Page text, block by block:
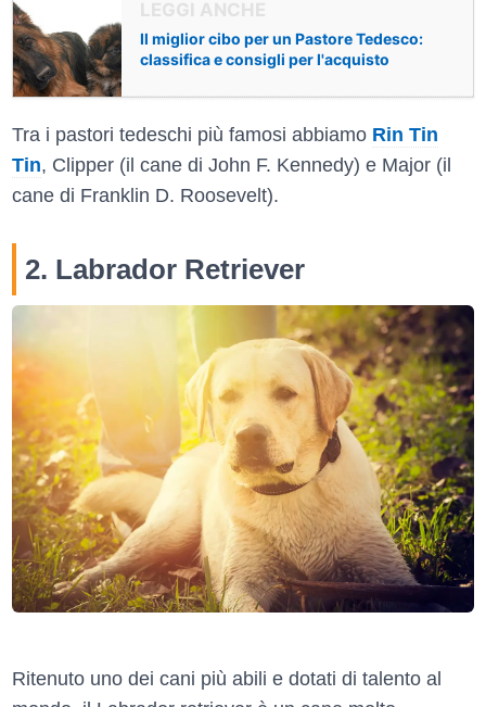
Il miglior cibo per un Pastore Tedesco:
classifica e consigli per l'acquisto
Tra i pastori tedeschi più famosi abbiamo Rin Tin
Tin, Clipper (il cane di John F. Kennedy) e Major (il
cane di Franklin D. Roosevelt).
2. Labrador Retriever
Ritenuto uno dei cani più abili e dotati di talento al